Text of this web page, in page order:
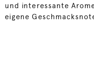
und interessante
eigene